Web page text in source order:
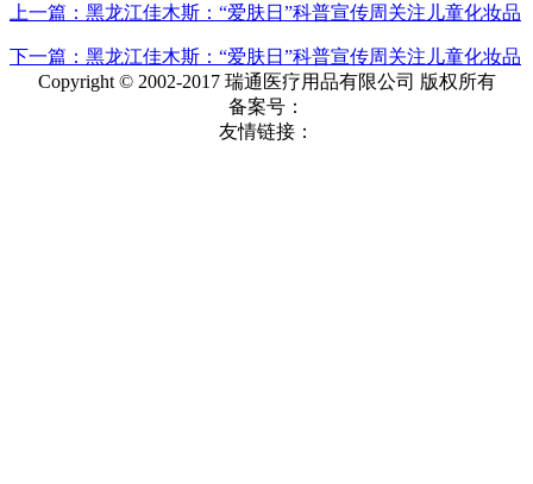
上一篇：黑龙江佳木斯：“爱肤日”科普宣传周关注儿童化妆品
下一篇：黑龙江佳木斯：“爱肤日”科普宣传周关注儿童化妆品
Copyright © 2002-2017 瑞通医疗用品有限公司 版权所有
备案号：
友情链接：